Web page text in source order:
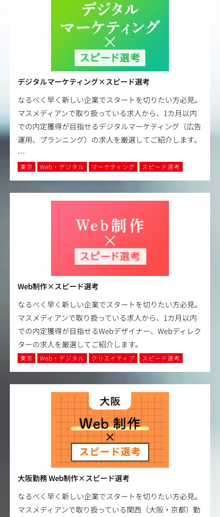
デジタルマーケティング×スピード選考
なるべく早く新しい企業でスタートを切りたい方必見。
マスメディアンで取り扱っている求人から、1カ月以内
での内定獲得が目指せるデジタルマーケティング（広告
運用、プランニング）の求人を厳選してご紹介します。
…
東京 Web・デジタル マーケティング スピード選考
Web制作×スピード選考
なるべく早く新しい企業でスタートを切りたい方必見。
マスメディアンで取り扱っている求人から、1カ月以内
での内定獲得が目指せるWebデザイナー、Webディレク
ターの求人を厳選してご紹介します。
東京 Web・デジタル クリエイティブ スピード選考
大阪勤務 Web制作×スピード選考
なるべく早く新しい企業でスタートを切りたい方必見。
マスメディアンで取り扱っている関西（大阪・京都）勤